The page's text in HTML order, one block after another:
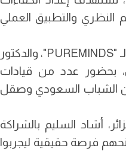
النظري والتطبيق العملي
وقع الاتفاقية من الجانبين كل من الأستاذ عبدالله السليم الرئيس التنفيذي لـ "PUREMINDS"، والدكتور
بحضور عدد من قيادات
الشباب السعودي وصقل
أشاد السليم بالشراكة
فرصة حقيقية ليجربوا